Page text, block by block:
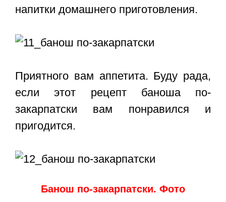
напитки домашнего приготовления.
Приятного вам аппетита. Буду рада,
если этот рецепт баноша по-
закарпатски вам понравился и
пригодится.
Банош по-закарпатски. Фото